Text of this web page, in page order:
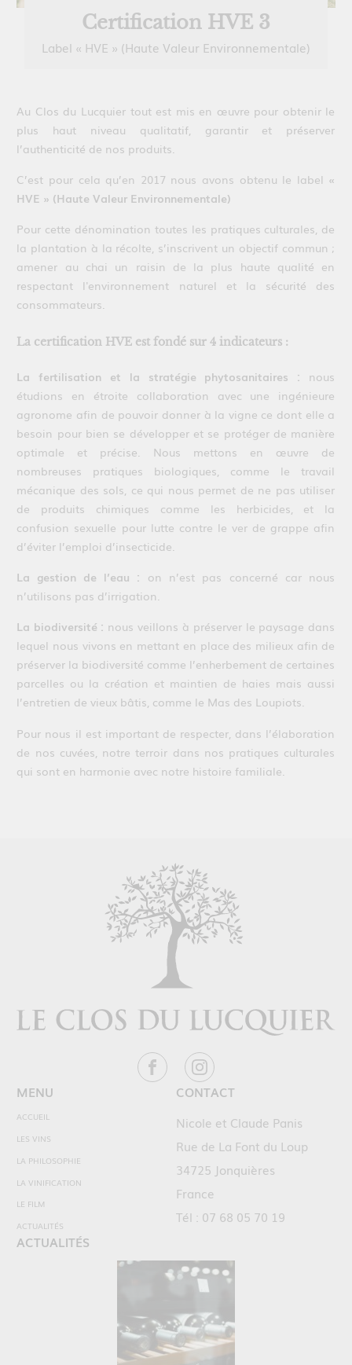
Certification HVE 3
Label « HVE » (Haute Valeur Environnementale)
Au Clos du Lucquier tout est mis en œuvre pour obtenir le
plus haut niveau qualitatif, garantir et préserver
l’authenticité de nos produits.
C’est pour cela qu’en 2017 nous avons obtenu le label «
HVE » (Haute Valeur Environnementale)
Pour cette dénomination toutes les pratiques culturales, de
la plantation à la récolte, s’inscrivent un objectif commun ;
amener au chai un raisin de la plus haute qualité en
respectant l'environnement naturel et la sécurité des
consommateurs.
La certification HVE est fondé sur 4 indicateurs :
La fertilisation et la stratégie phytosanitaires : nous
étudions en étroite collaboration avec une ingénieure
agronome afin de pouvoir donner à la vigne ce dont elle a
besoin pour bien se développer et se protéger de manière
optimale et précise. Nous mettons en œuvre de
nombreuses pratiques biologiques, comme le travail
mécanique des sols, ce qui nous permet de ne pas utiliser
de produits chimiques comme les herbicides, et la
confusion sexuelle pour lutte contre le ver de grappe afin
d’éviter l’emploi d’insecticide.
La gestion de l’eau : on n’est pas concerné car nous
n’utilisons pas d’irrigation.
La biodiversité : nous veillons à préserver le paysage dans
lequel nous vivons en mettant en place des milieux afin de
préserver la biodiversité comme l’enherbement de certaines
parcelles ou la création et maintien de haies mais aussi
l’entretien de vieux bâtis, comme le Mas des Loupiots.
Pour nous il est important de respecter, dans l’élaboration
de nos cuvées, notre terroir dans nos pratiques culturales
qui sont en harmonie avec notre histoire familiale.
MENU
ACCUEIL
LES VINS
LA PHILOSOPHIE
LA VINIFICATION
LE FILM
ACTUALITÉS
CONTACT
Nicole et Claude Panis
Rue de La Font du Loup
34725 Jonquières
France
Tél : 07 68 05 70 19
ACTUALITÉS